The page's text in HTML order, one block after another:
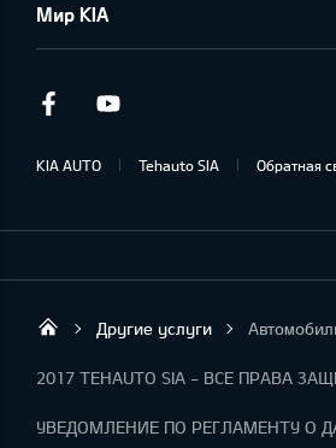
Мир KIA
Facebook
KIA AUTO Tehauto SIA Обратная
Tehauto SIA
Другие услуги
2017 TEHAUTO SIA - ВСЕ ПРАВА